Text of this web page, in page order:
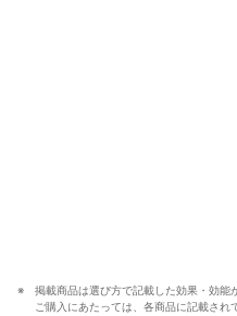
掲載商品は選び方で記載した効果・効能
ご購入にあたっては、各商品に記載され